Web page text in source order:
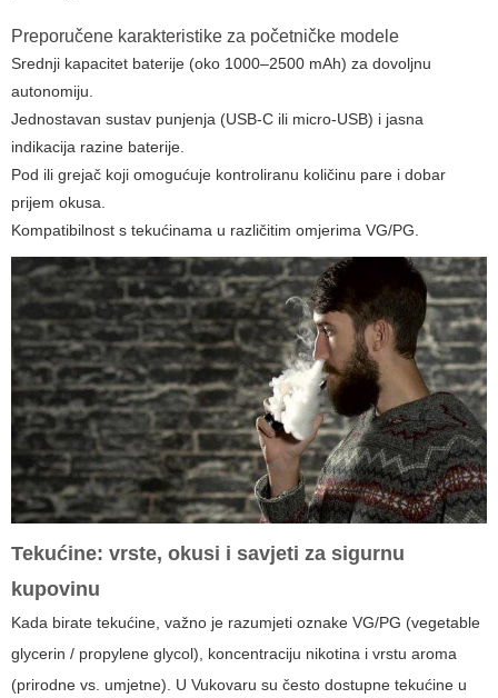
Preporučene karakteristike za početničke modele
Srednji kapacitet baterije (oko 1000–2500 mAh) za dovoljnu
autonomiju.
Jednostavan sustav punjenja (USB-C ili micro-USB) i jasna
indikacija razine baterije.
Pod ili grejač koji omogućuje kontroliranu količinu pare i dobar
prijem okusa.
Kompatibilnost s tekućinama u različitim omjerima VG/PG.
Tekućine: vrste, okusi i savjeti za sigurnu
kupovinu
Kada birate tekućine, važno je razumjeti oznake VG/PG (vegetable
glycerin / propylene glycol), koncentraciju nikotina i vrstu aroma
(prirodne vs. umjetne). U Vukovaru su često dostupne tekućine u